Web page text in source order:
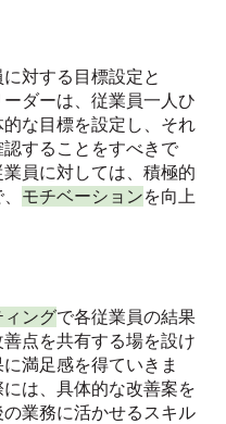
対する目標設定と
ダーは、従業員一人ひ
な目標を設定し、それ
することをすべきで
員に対しては、積極的
モチベーションを向上
ィングで各従業員の結果
点を共有する場を設け
満足感を得ていきま
は、具体的な改善案を
業務に活かせるスキル